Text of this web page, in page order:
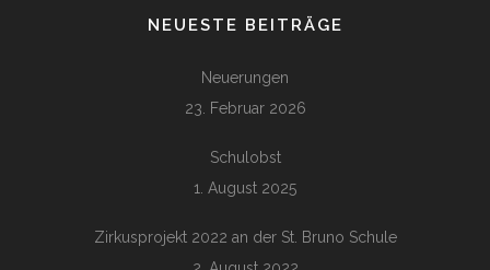
NEUESTE BEITRÄGE
Neuerungen
23. Februar 2026
Schulobst
1. August 2025
Zirkusprojekt 2022 an der St. Bruno Schule